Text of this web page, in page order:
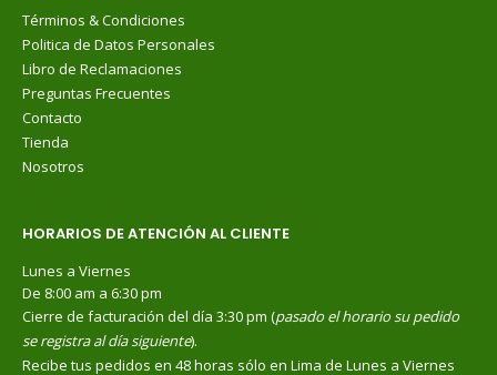
Términos & Condiciones
Politica de Datos Personales
Libro de Reclamaciones
Preguntas Frecuentes
Contacto
Tienda
Nosotros
HORARIOS DE ATENCIÓN AL CLIENTE
Lunes a Viernes
De 8:00 am a 6:30 pm
Cierre de facturación del día 3:30 pm (pasado el horario su pedido
se registra al día siguiente).
Recibe tus pedidos en 48 horas sólo en Lima de Lunes a Viernes